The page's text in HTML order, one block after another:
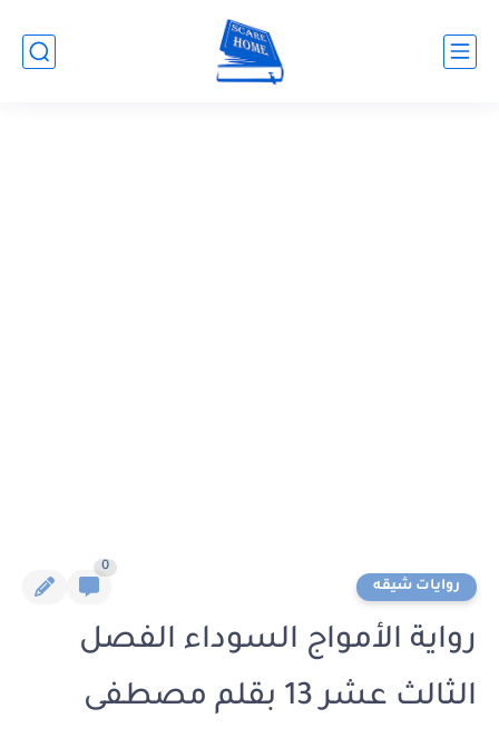
روايات شيقه
0
رواية الأمواج السوداء الفصل
الثالث عشر 13 بقلم مصطفى